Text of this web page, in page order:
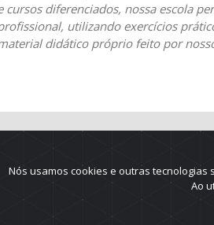
cursos diferenciados, nossa escola
utilizando exercícios
didático próprio feito por
Nós usamos cookies e outras
Ao